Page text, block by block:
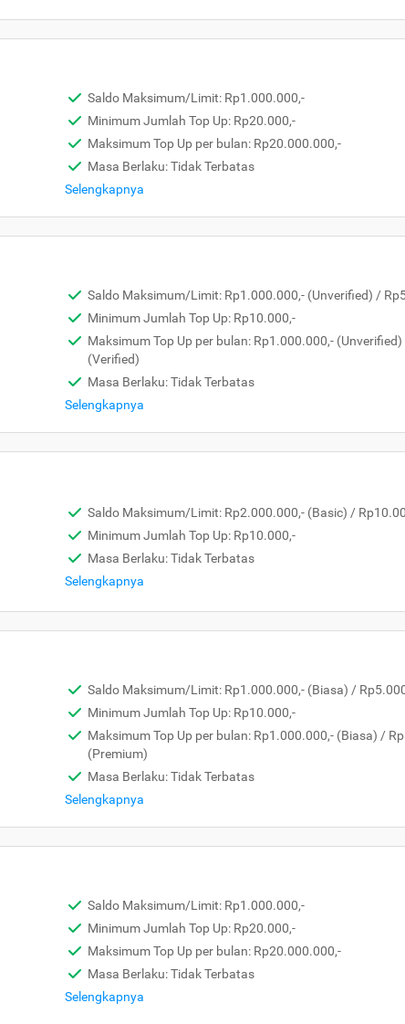
Saldo Maksimum/Limit: Rp1.000.000,-
Minimum Jumlah Top Up: Rp20.000,-
Maksimum Top Up per bulan: Rp20.000.000,-
Masa Berlaku: Tidak Terbatas
Selengkapnya
Saldo Maksimum/Limit: Rp1.000.000,- (Unverified) /
Minimum Jumlah Top Up: Rp10.000,-
Maksimum Top Up per bulan: Rp1.000.000,-
(Verified)
Masa Berlaku: Tidak Terbatas
Selengkapnya
Saldo Maksimum/Limit: Rp2.000.000,- (Basic) /
Minimum Jumlah Top Up: Rp10.000,-
Masa Berlaku: Tidak Terbatas
Selengkapnya
Saldo Maksimum/Limit: Rp1.000.000,- (Biasa) /
Minimum Jumlah Top Up: Rp10.000,-
Maksimum Top Up per bulan: Rp1.000.000,- (Biasa) /
(Premium)
Masa Berlaku: Tidak Terbatas
Selengkapnya
Saldo Maksimum/Limit: Rp1.000.000,-
Minimum Jumlah Top Up: Rp20.000,-
Maksimum Top Up per bulan: Rp20.000.000,-
Masa Berlaku: Tidak Terbatas
Selengkapnya